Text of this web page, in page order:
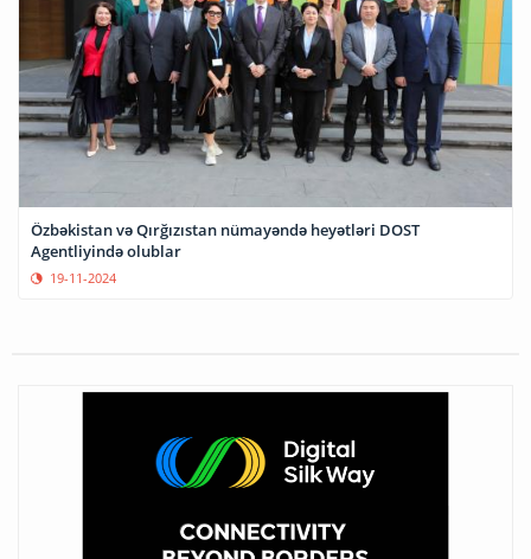
Özbəkistan və Qırğızıstan nümayəndə heyətləri DOST
Agentliyində olublar
19-11-2024